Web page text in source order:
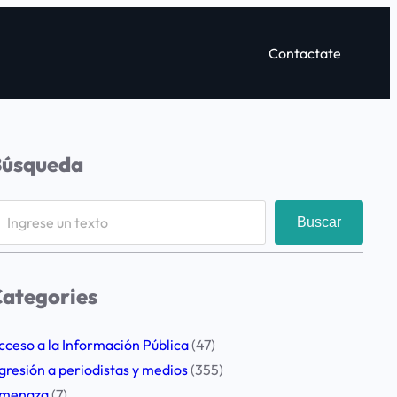
Contactate
Buscar
a la Información Pública(47)
a periodistas y medios(355)